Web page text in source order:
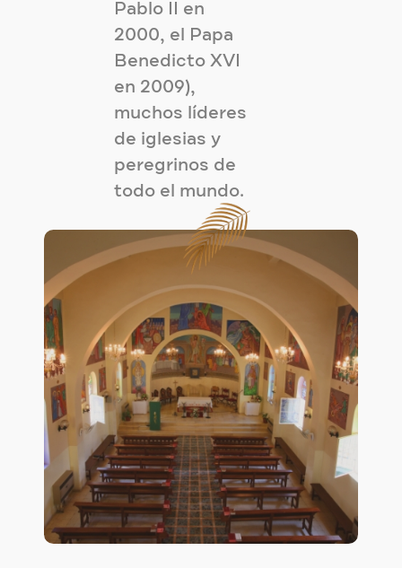
Pablo II en
2000, el Papa
Benedicto XVI
en 2009),
muchos líderes
de iglesias y
peregrinos de
todo el mundo.